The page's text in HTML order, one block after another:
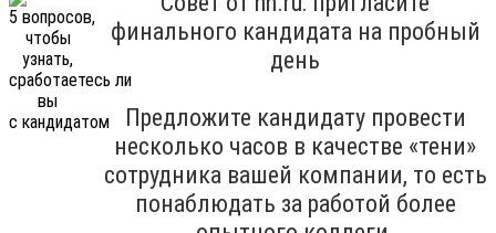
финального кандидата на пробный
день
Предложите кандидату провести
несколько часов в качестве «тени»
сотрудника вашей компании, то есть
понаблюдать за работой более